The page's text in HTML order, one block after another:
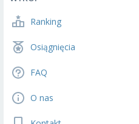
Ranking
Osiągnięcia
FAQ
O nas